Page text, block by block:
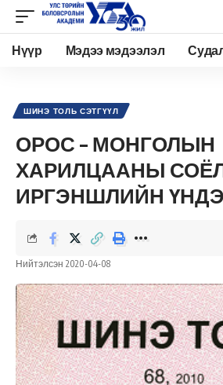
Нүүр Мэдээ мэдээлэл
ШИНЭ ТОЛЬ СЭТГҮҮЛ
ОРОС – МОНГОЛЫН
ХАРИЛЦААНЫ
ИРГЭНШЛИЙН
Нийтэлсэн 2020-04-08